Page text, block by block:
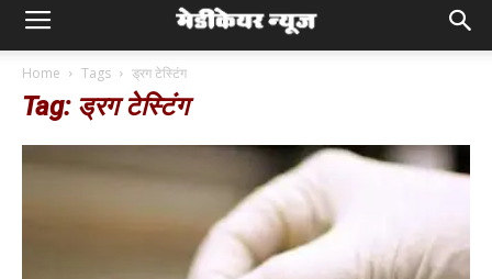
Home Tags ड्रग टेस्टिंग
Tag: ड्रग टेस्टिंग